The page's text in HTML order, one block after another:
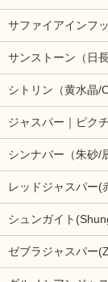
サファイアインフ
サンストーン（日
シトリン（黄水晶/
ジャスパー｜ピク
シンナバー（朱砂/
レッドジャスパー(
シュンガイト
ゼブラジャスパー